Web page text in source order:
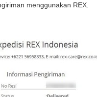
menggunakan REX.